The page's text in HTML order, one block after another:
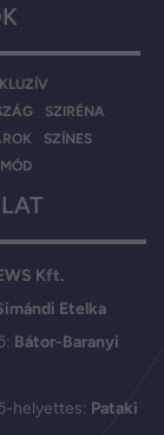
SZIRÉNA
SZÍNES
Kft.
Etelka
Bátor-Baranyi
helyettes: Pataki